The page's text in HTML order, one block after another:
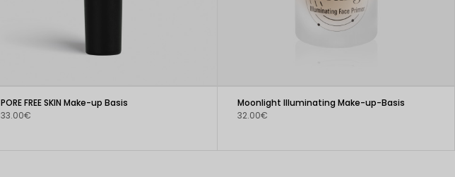
PORE FREE SKIN Make-up Basis
33.00€
Moonlight Illuminating Make-up-Basis
32.00€